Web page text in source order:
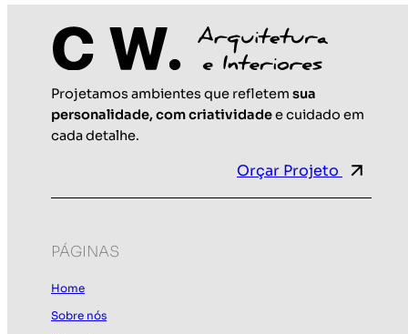
Maio 25, 2026
Projetamos ambientes que refletem sua
personalidade, com criatividadee cuidado em
cada detalhe.
Orçar Projeto
PÁGINAS
Home
Sobre nós